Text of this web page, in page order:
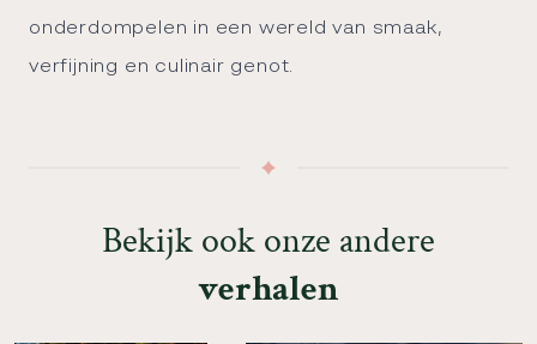
onderdompelen in een wereld van smaak,
verfijning en culinair genot.
Bekijk ook onze andere
verhalen